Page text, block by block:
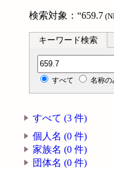
検索対象：“659.7
キーワード検索
分類記号検索
すべて 名称の
すべて (3 件)
個人名 (0 件)
家族名 (0 件)
団体名 (0 件)